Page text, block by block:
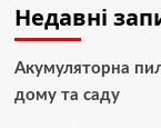
Недавні
Акумуляторна
дому та саду